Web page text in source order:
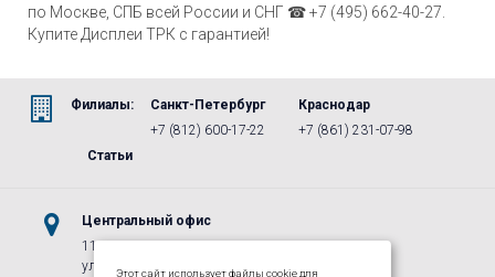
по Москве, СПБ всей России и СНГ ☎ +7 (495) 662-40-27.
Купите Дисплеи ТРК с гарантией!
Филиалы:
Санкт-Петербург
+7 (812) 600-17-22
Краснодар
+7 (861) 231-07-98
Статьи
Центральный офис
115487, г.Москва, м. Коломенская,
ул. Нагатинская, д. 16, к. 1, стр. 5
Этот сайт использует файлы cookie для